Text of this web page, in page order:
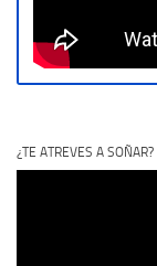
¿TE ATREVES A SOÑAR?